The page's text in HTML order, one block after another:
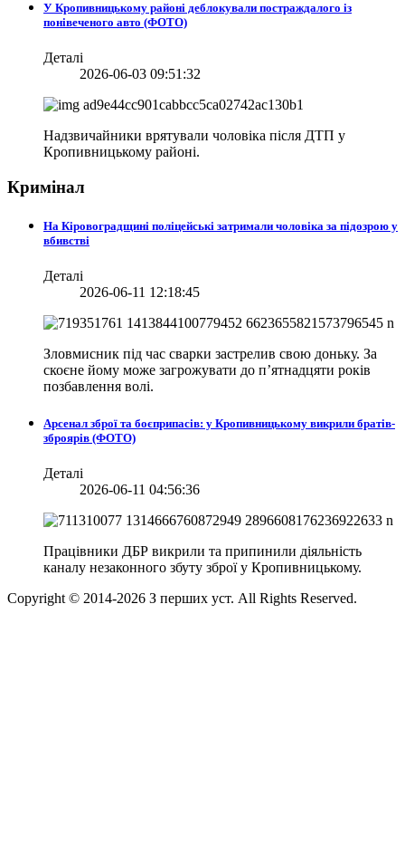
У Кропивницькому районі деблокували постраждалого із
понівеченого авто (ФОТО)
Деталі
2026-06-03 09:51:32
Надзвичайники врятували чоловіка після ДТП у
Кропивницькому районі.
Кримінал
На Кіровоградщині поліцейські затримали чоловіка за підозрою у
вбивстві
Деталі
2026-06-11 12:18:45
Зловмисник під час сварки застрелив свою доньку. За
скоєне йому може загрожувати до п’ятнадцяти років
позбавлення волі.
Арсенал зброї та боєприпасів: у Кропивницькому викрили братів-
зброярів (ФОТО)
Деталі
2026-06-11 04:56:36
Працівники ДБР викрили та припинили діяльність
каналу незаконного збуту зброї у Кропивницькому.
Copyright © 2014-2026 З перших уст. All Rights Reserved.